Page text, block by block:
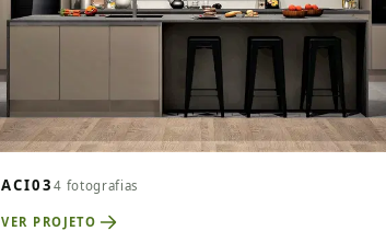
ACI034 fotografias
VER PROJETO